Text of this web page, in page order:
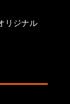
リジナル